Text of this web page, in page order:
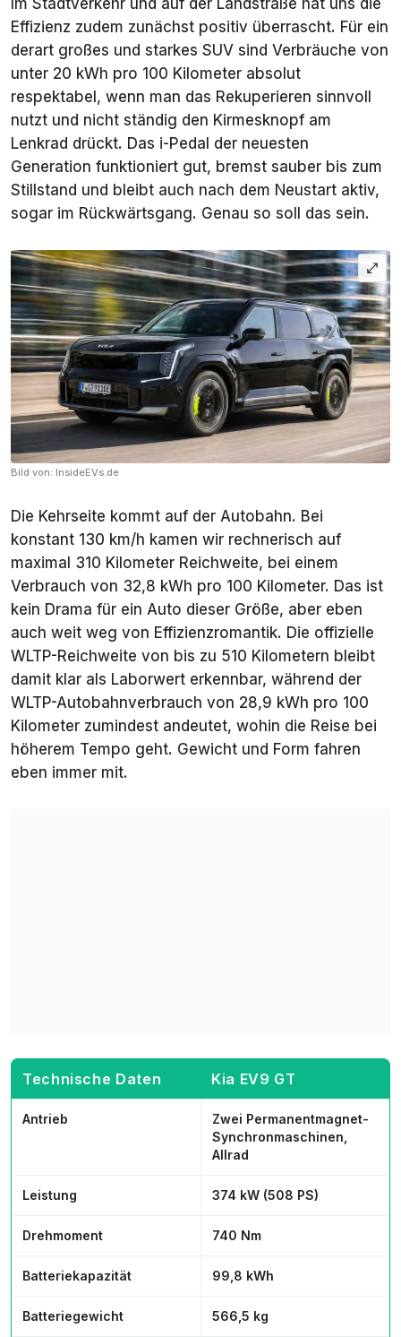
Effizienz zudem zunächst positiv überrascht. Für ein
derart großes und starkes SUV sind Verbräuche von
unter 20 kWh pro 100 Kilometer absolut
respektabel, wenn man das Rekuperieren sinnvoll
nutzt und nicht ständig den Kirmesknopf am
Lenkrad drückt. Das i-Pedal der neuesten
Generation funktioniert gut, bremst sauber bis zum
Stillstand und bleibt auch nach dem Neustart aktiv,
sogar im Rückwärtsgang. Genau so soll das sein.
Bild von: InsideEVs.de
Die Kehrseite kommt auf der Autobahn. Bei
konstant 130 km/h kamen wir rechnerisch auf
maximal 310 Kilometer Reichweite, bei einem
Verbrauch von 32,8 kWh pro 100 Kilometer. Das ist
kein Drama für ein Auto dieser Größe, aber eben
auch weit weg von Effizienzromantik. Die offizielle
WLTP-Reichweite von bis zu 510 Kilometern bleibt
damit klar als Laborwert erkennbar, während der
WLTP-Autobahnverbrauch von 28,9 kWh pro 100
Kilometer zumindest andeutet, wohin die Reise bei
höherem Tempo geht. Gewicht und Form fahren
eben immer mit.
Technische Daten Kia EV9 GT
Antrieb
Zwei Permanentmagnet-
Synchronmaschinen,
Allrad
Leistung 374 kW (508 PS)
Drehmoment 740 Nm
Batteriekapazität 99,8 kWh
Batteriegewicht 566,5 kg